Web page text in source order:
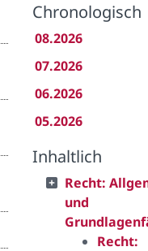
Chronologisch
08.2026
07.2026
06.2026
05.2026
Inhaltlich
Recht:
und
Recht: